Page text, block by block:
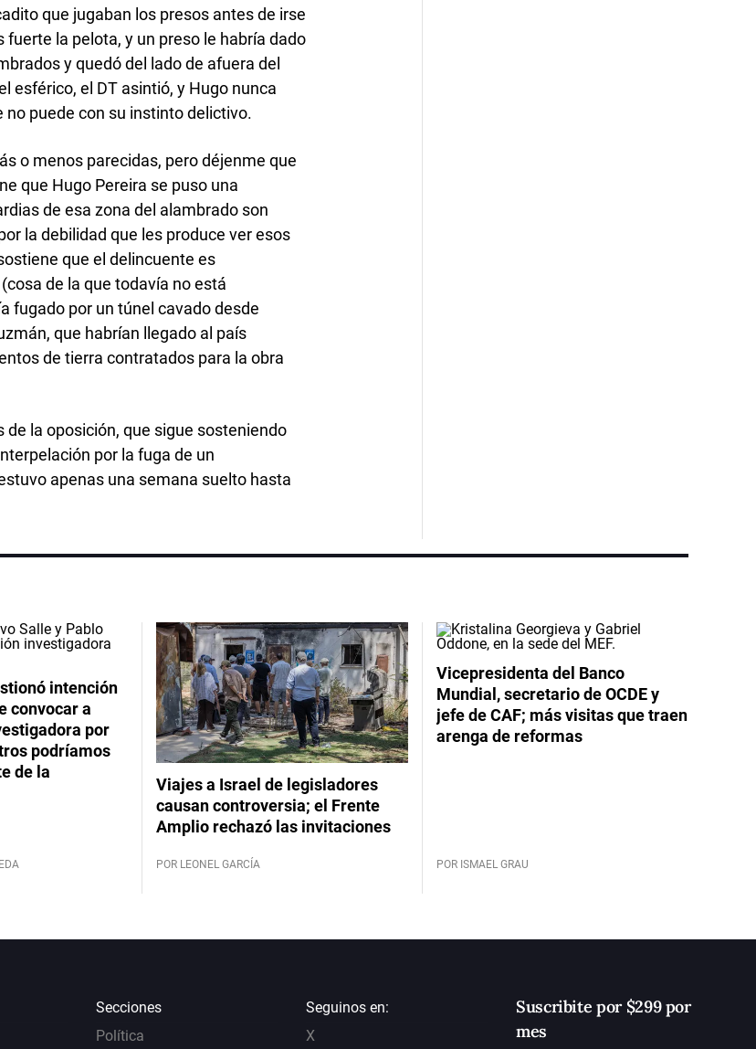
que jugaban los presos antes de irse
la pelota, y un preso le habría dado
y quedó del lado de afuera del
esférico, el DT asintió, y Hugo nunca
no puede con su instinto delictivo.
o menos parecidas, pero déjenme que
que Hugo Pereira se puso una
de esa zona del alambrado son
la debilidad que les produce ver esos
que el delincuente es
de la que todavía no está
fugado por un túnel cavado desde
que habrían llegado al país
de tierra contratados para la obra
la oposición, que sigue sosteniendo
por la fuga de un
apenas una semana suelto hasta
intención
convocar a
por
podríamos
de la
Viajes a Israel de legisladores
causan controversia; el Frente
Amplio rechazó las invitaciones
POR LEONEL GARCÍA
Vicepresidenta del Banco
Mundial, secretario de OCDE y
jefe de CAF; más visitas que traen
arenga de reformas
POR ISMAEL GRAU
Secciones
Política
Seguinos en:
X
Suscribite por $299 por
mes